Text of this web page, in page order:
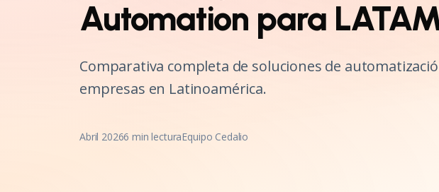
Automation para
Comparativa completa de soluciones de
empresas en Latinoamérica.
Abril 20266 min lecturaEquipo Cedalio